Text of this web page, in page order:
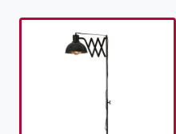
aan verlanglijst